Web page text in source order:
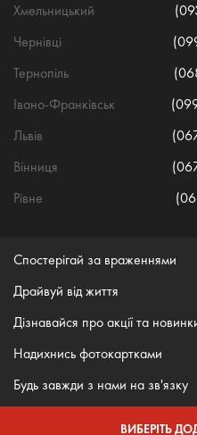
ВИБЕРІТЬ
Хмельницький
Чернівці
Тернопіль
Івано-Франківськ
Львів
Вінниця
Рівне
Спостерігай за враженнями
Драйвуй від життя
Дізнавайся про акції та
Надихнись фотокартками
Будь завжди з нами на зв'язку